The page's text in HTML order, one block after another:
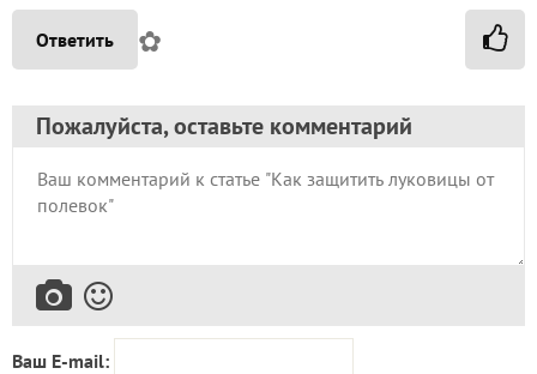
Ответить ✿
Пожалуйста, оставьте комментарий
Ваш E-mail: